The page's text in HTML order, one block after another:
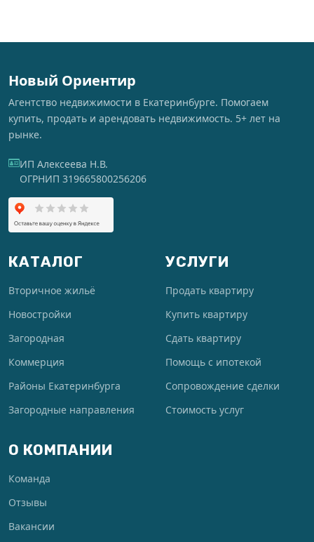
Новый Ориентир
Агентство недвижимости в Екатеринбурге. Помогаем
купить, продать и арендовать недвижимость. 5+ лет на
рынке.
ИП Алексеева Н.В.
ОГРНИП 319665800256206
КАТАЛОГ
Вторичное жильё
Новостройки
Загородная
Коммерция
Районы Екатеринбурга
Загородные направления
УСЛУГИ
Продать квартиру
Купить квартиру
Сдать квартиру
Помощь с ипотекой
Сопровождение сделки
Стоимость услуг
О КОМПАНИИ
Команда
Отзывы
Вакансии